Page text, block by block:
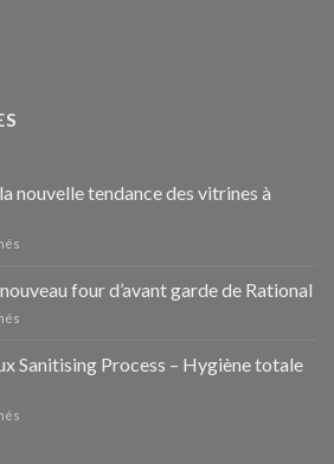
nouvelle tendance des vitrines à
Pozzettis:
la
des
four d’avant garde de Rational
–
Le
Sanitising Process – Hygiène totale